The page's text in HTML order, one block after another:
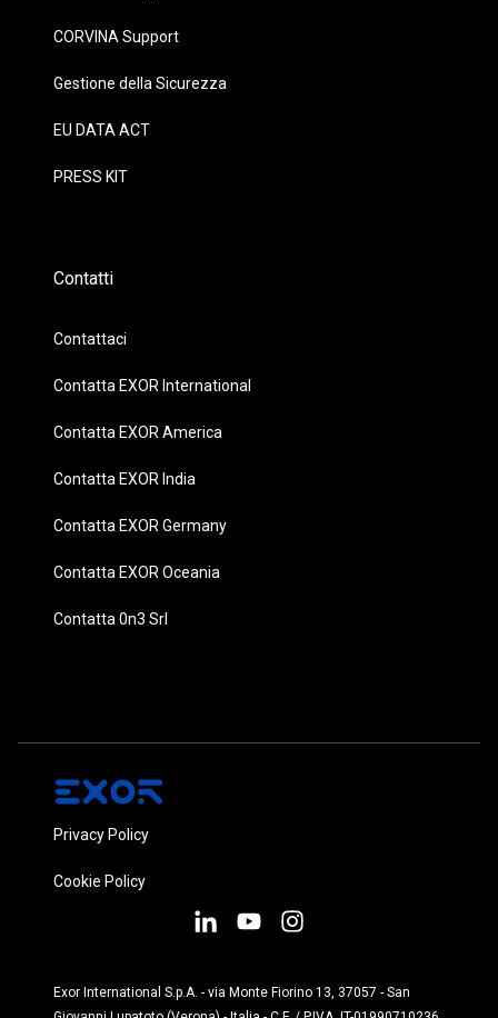
CORVINA Support
Gestione della Sicurezza
EU DATA ACT
PRESS KIT
Contatti
Contattaci
Contatta EXOR International
Contatta EXOR America
Contatta EXOR India
Contatta EXOR Germany
Contatta EXOR Oceania
Contatta 0n3 Srl
Privacy Policy
Cookie Policy
Exor International S.p.A. - via Monte Fiorino 13, 37057 - San